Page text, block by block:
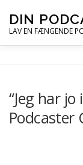
til
indhold
DIN
LAV EN FÆNGENDE
PODCAST –
“Jeg har
Podcaster